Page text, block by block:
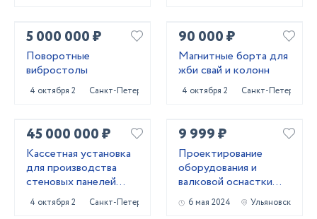
5 000 000 ₽
Поворотные
вибростолы
4 октября 2024Санкт-Петербург
90 000 ₽
Магнитные борта для
жби свай и колонн
4 октября 2024Санкт-Петербург
45 000 000 ₽
Кассетная установка
для производства
стеновых панелей
ЖБИ
4 октября 2024Санкт-Петербург
9 999 ₽
Проектирование
оборудования и
валковой оснастки
для профилирования
металла
6 мая 2024 Ульяновск